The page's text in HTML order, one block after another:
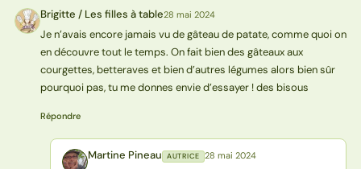
BT Brigitte / Les filles à table28 mai 2024
Je n’avais encore jamais vu de gâteau de patate, comme quoi on
en découvre tout le temps. On fait bien des gâteaux aux
courgettes, betteraves et bien d’autres légumes alors bien sûr
pourquoi pas, tu me donnes envie d’essayer ! des bisous
Répondre
MP Martine Pineau AUTRICE 28 mai 2024